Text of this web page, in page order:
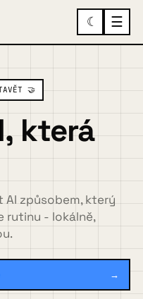
☾ ☰
🤝
která
AI způsobem, který
rutinu - lokálně,
→